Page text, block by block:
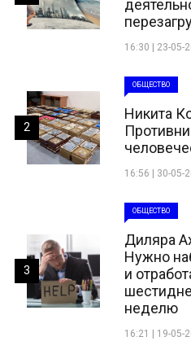
16:30 | 23-05-
ОБЩЕСТВО
Никита
16:56 | 30-05-
2
ОБЩЕСТВО
Диляра
Нужно
и
неделю
16:21 | 19-05-
3